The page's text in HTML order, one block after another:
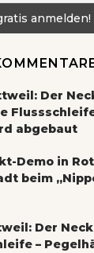
Der
abgebaut
Demo in
beim
Der
–